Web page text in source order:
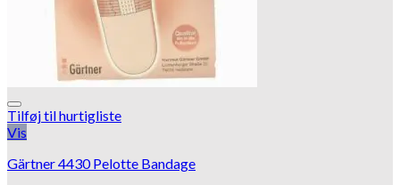
Tilføj til hurtigliste
Vis
Gärtner 4430 Pelotte Bandage